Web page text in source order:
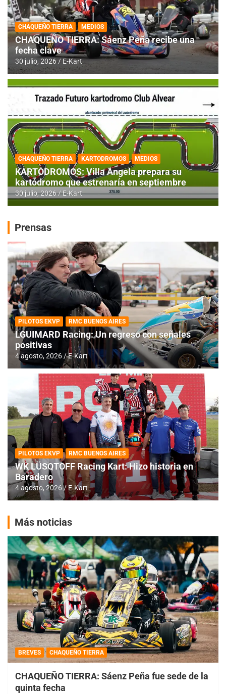
CHAQUEÑO TIERRA MEDIOS
CHAQUEÑO TIERRA: Sáenz Peña recibe una
fecha clave
30 julio, 2026 E-Kart
CHAQUEÑO TIERRA KARTODROMOS MEDIOS
KARTODROMOS: Villa Angela prepara su
kartódromo que estrenaría en septiembre
30 julio, 2026 E-Kart
Prensas
PILOTOS EKVP RMC BUENOS AIRES
LGUIMARD Racing: Un regreso con señales
positivas
4 agosto, 2026 E-Kart
PILOTOS EKVP RMC BUENOS AIRES
WK LÜSQTOFF Racing Kart: Hizo historia en
Baradero
4 agosto, 2026 E-Kart
Más noticias
BREVES CHAQUEÑO TIERRA
CHAQUEÑO TIERRA: Sáenz Peña fue sede de la
quinta fecha